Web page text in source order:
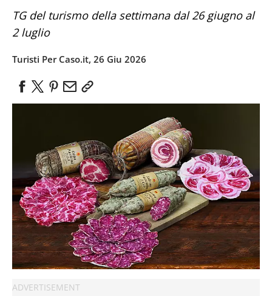
TG del turismo della settimana dal 26 giugno al
2 luglio
Turisti Per Caso.it, 26 Giu 2026